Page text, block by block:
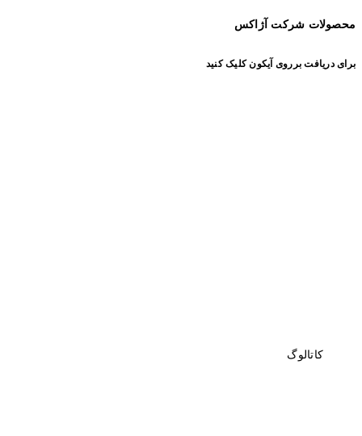
محصولات شرکت آژاکس
برای دریافت برروی آیکون کلیک کنید
کاتالوگ